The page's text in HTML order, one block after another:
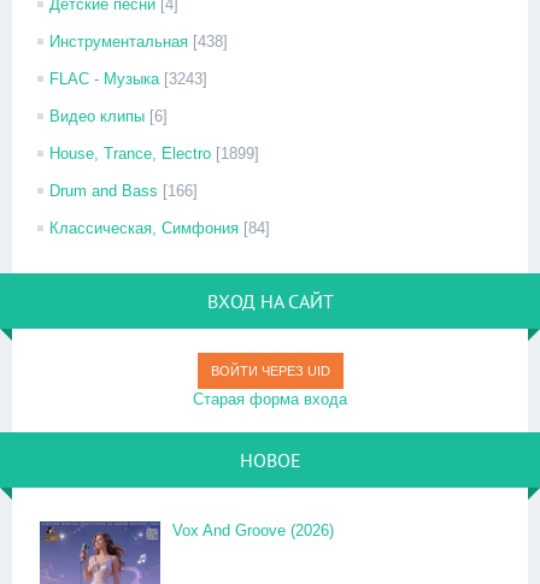
Детские песни [4]
Инструментальная [438]
FLAC - Музыка [3243]
Видео клипы [6]
House, Trance, Electro [1899]
Drum and Bass [166]
Классическая, Симфония [84]
ВХОД НА САЙТ
ВОЙТИ ЧЕРЕЗ UID
Старая форма входа
НОВОЕ
Vox And Groove (2026)